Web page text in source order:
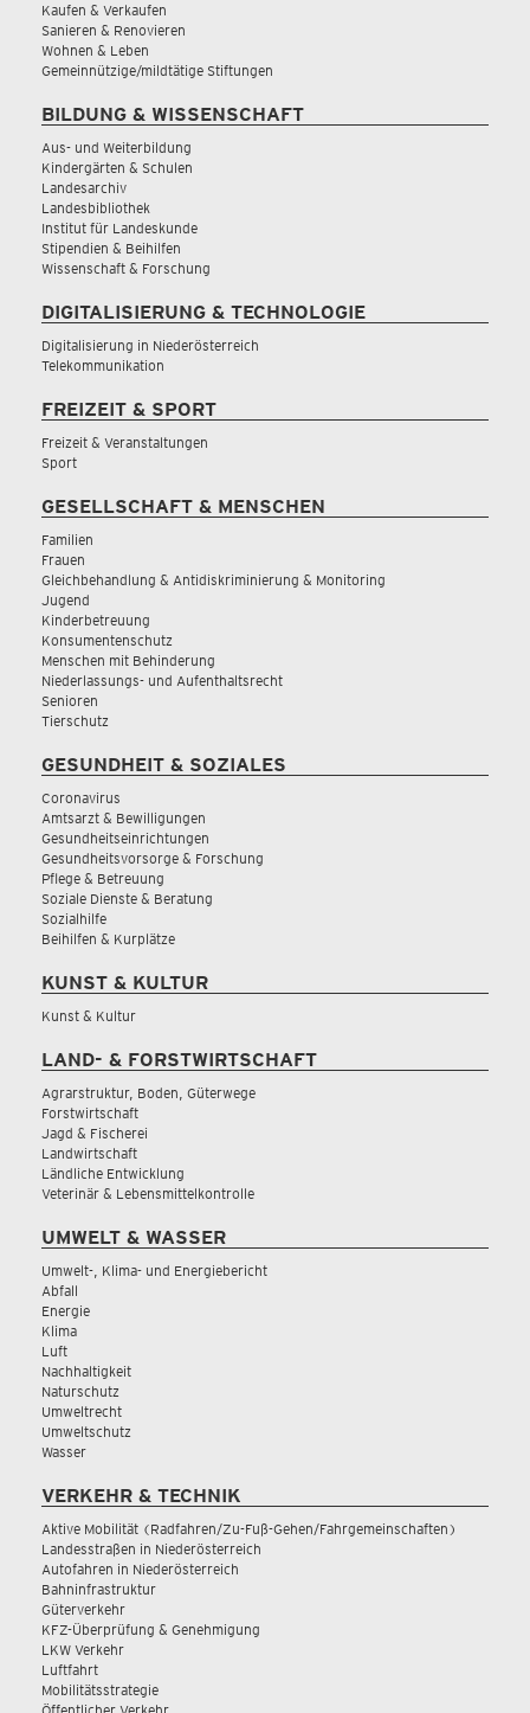
Kaufen & Verkaufen
Sanieren & Renovieren
Wohnen & Leben
Gemeinnützige/mildtätige Stiftungen
BILDUNG & WISSENSCHAFT
Aus- und Weiterbildung
Kindergärten & Schulen
Landesarchiv
Landesbibliothek
Institut für Landeskunde
Stipendien & Beihilfen
Wissenschaft & Forschung
DIGITALISIERUNG & TECHNOLOGIE
Digitalisierung in Niederösterreich
Telekommunikation
FREIZEIT & SPORT
Freizeit & Veranstaltungen
Sport
GESELLSCHAFT & MENSCHEN
Familien
Frauen
Gleichbehandlung & Antidiskriminierung & Monitoring
Jugend
Kinderbetreuung
Konsumentenschutz
Menschen mit Behinderung
Niederlassungs- und Aufenthaltsrecht
Senioren
Tierschutz
GESUNDHEIT & SOZIALES
Coronavirus
Amtsarzt & Bewilligungen
Gesundheitseinrichtungen
Gesundheitsvorsorge & Forschung
Pflege & Betreuung
Soziale Dienste & Beratung
Sozialhilfe
Beihilfen & Kurplätze
KUNST & KULTUR
Kunst & Kultur
LAND- & FORSTWIRTSCHAFT
Agrarstruktur, Boden, Güterwege
Forstwirtschaft
Jagd & Fischerei
Landwirtschaft
Ländliche Entwicklung
Veterinär & Lebensmittelkontrolle
UMWELT & WASSER
Umwelt-, Klima- und Energiebericht
Abfall
Energie
Klima
Luft
Nachhaltigkeit
Naturschutz
Umweltrecht
Umweltschutz
Wasser
VERKEHR & TECHNIK
Aktive Mobilität (Radfahren/Zu-Fuß-Gehen/Fahrgemeinschaften)
Landesstraßen in Niederösterreich
Autofahren in Niederösterreich
Bahninfrastruktur
Güterverkehr
KFZ-Überprüfung & Genehmigung
LKW Verkehr
Luftfahrt
Mobilitätsstrategie